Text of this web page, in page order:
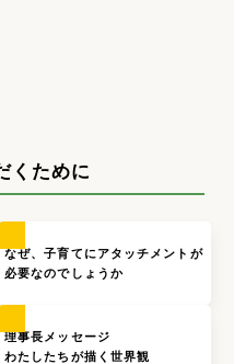
くために
なぜ、子育てにアタッチメントが
必要なのでしょうか
理事長メッセージ
わたしたちが描く世界観